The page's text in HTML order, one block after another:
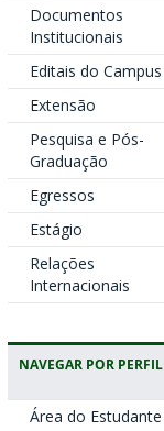
Documentos
Institucionais
Editais do Campus
Extensão
Pesquisa e Pós-
Graduação
Egressos
Estágio
Relações
Internacionais
NAVEGAR POR PERFIL
Área do Estudante